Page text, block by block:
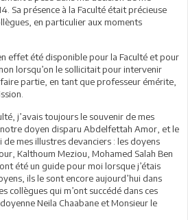
Sa présence à la Faculté était précieuse
en particulier aux moments
effet été disponible pour la Faculté et pour
lorsqu’on le sollicitait pour intervenir
partie, en tant que professeur émérite,
j’avais toujours le souvenir de mes
doyen disparu Abdelfettah Amor, et le
de mes illustres devanciers : les doyens
Kalthoum Meziou, Mohamed Salah Ben
été un guide pour moi lorsque j’étais
ils le sont encore aujourd’hui dans
collègues qui m’ont succédé dans ces
Neila Chaabane et Monsieur le